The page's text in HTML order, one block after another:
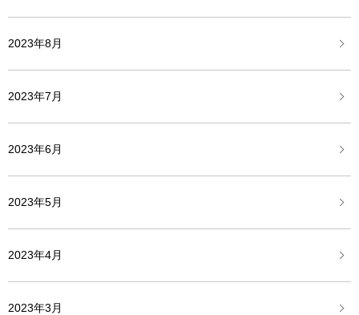
2023年8月
2023年7月
2023年6月
2023年5月
2023年4月
2023年3月